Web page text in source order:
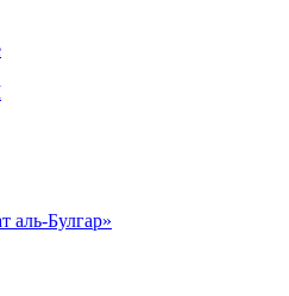
аль-Булгар»